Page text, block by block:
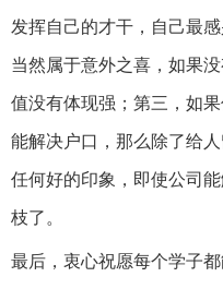
发挥自己的才干，自己最
当然属于意外之喜，如果
值没有体现强；第三，如
能解决户口，那么除了给
任何好的印象，即使公司
枝了。
最后，衷心祝愿每个学子